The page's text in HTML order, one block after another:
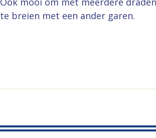
te breien met een ander garen.